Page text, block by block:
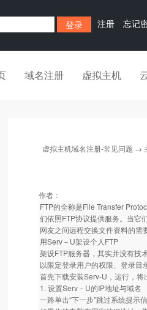
注册 忘记
域名注册 虚拟主机
虚拟主机域名注册-常见问题 →
作者：
FTP的全称是File Transfer
们依照FTP协议提供服务。当它
网友之间远程交换文件资料的需
用Serv－U架设个人FTP
架设FTP服务器，其实并没有技
以限定登录用户的权限、登录目
首先下载安装Serv-U，运行，将
1. 设置Serv－U的IP地址与域名
一路单击“下一步”跳过系统提示